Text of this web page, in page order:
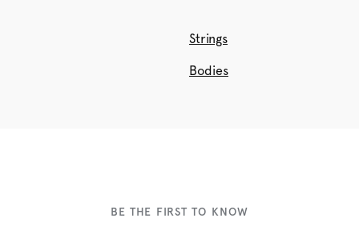
Strings
Bodies
BE THE FIRST TO KNOW